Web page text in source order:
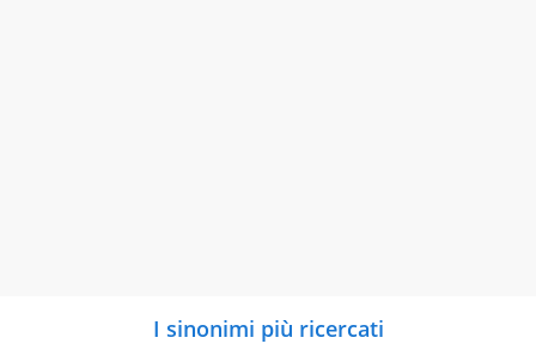
I sinonimi più ricercati